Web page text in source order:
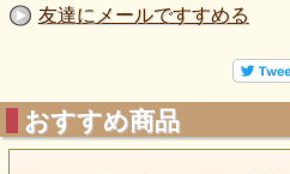
友達にメールですすめる
おすすめ商品